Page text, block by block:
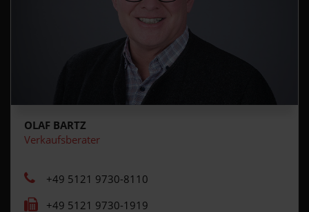
OLAF BARTZ
Verkaufsberater
+49 5121 9730-8110
+49 5121 9730-1919